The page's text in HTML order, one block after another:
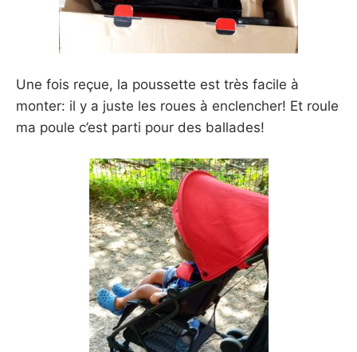
Une fois reçue, la poussette est très facile à
monter: il y a juste les roues à enclencher! Et roule
ma poule c’est parti pour des ballades!